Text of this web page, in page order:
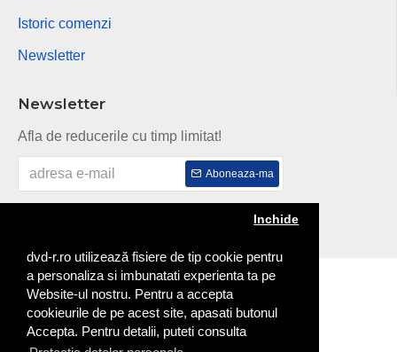
dvd-r.ro utilizează fisiere de tip cookie pentru
a personaliza si imbunatati experienta ta pe
Website-ul nostru. Pentru a accepta
cookieurile de pe acest site, apasati butonul
Accepta. Pentru detalii, puteti consulta
Inchide
Istoric comenzi
Newsletter
Newsletter
Afla de reducerile cu timp limitat!
Aboneaza-ma
Copyright © 2014